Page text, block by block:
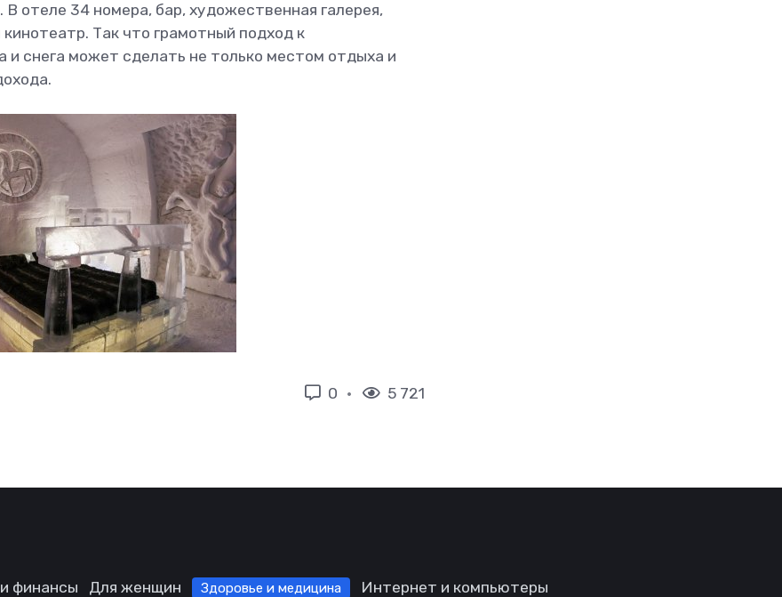
отеле 34 номера, бар, художественная галерея,
Так что грамотный подход к
и снега может сделать не только местом отдыха и
0 5 721
финансы Для женщин Здоровье и медицина Интернет и компьютеры